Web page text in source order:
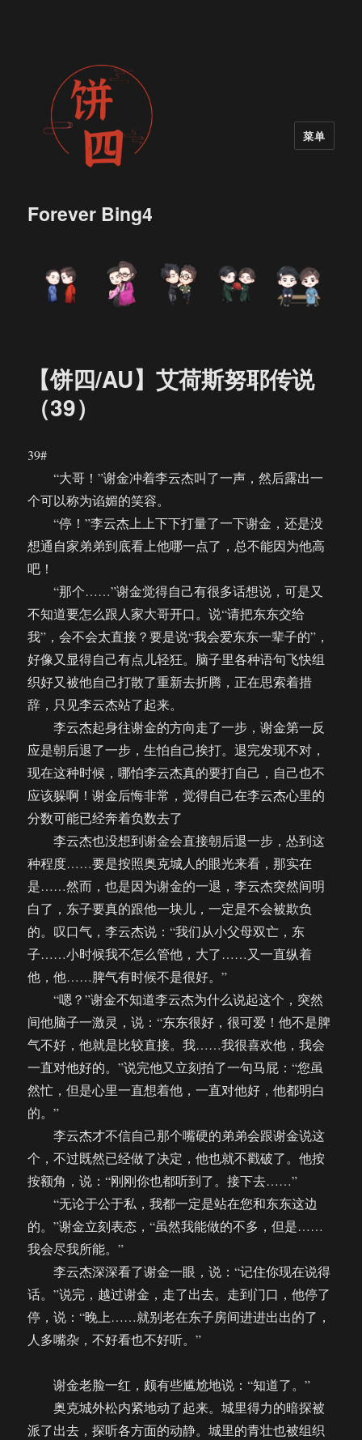
Forever Bing4
菜单
【饼四/AU】艾荷斯努耶传说
（39）
39#
“大哥！”谢金冲着李云杰叫了一声，然后露出一
个可以称为谄媚的笑容。
“停！”李云杰上上下下打量了一下谢金，还是没
想通自家弟弟到底看上他哪一点了，总不能因为他高
吧！
“那个……”谢金觉得自己有很多话想说，可是又
不知道要怎么跟人家大哥开口。说“请把东东交给
我”，会不会太直接？要是说“我会爱东东一辈子的”，
好像又显得自己有点儿轻狂。脑子里各种语句飞快组
织好又被他自己打散了重新去折腾，正在思索着措
辞，只见李云杰站了起来。
李云杰起身往谢金的方向走了一步，谢金第一反
应是朝后退了一步，生怕自己挨打。退完发现不对，
现在这种时候，哪怕李云杰真的要打自己，自己也不
应该躲啊！谢金后悔非常，觉得自己在李云杰心里的
分数可能已经奔着负数去了
李云杰也没想到谢金会直接朝后退一步，怂到这
种程度……要是按照奥克城人的眼光来看，那实在
是……然而，也是因为谢金的一退，李云杰突然间明
白了，东子要真的跟他一块儿，一定是不会被欺负
的。叹口气，李云杰说：“我们从小父母双亡，东
子……小时候我不怎么管他，大了……又一直纵着
他，他……脾气有时候不是很好。”
“嗯？”谢金不知道李云杰为什么说起这个，突然
间他脑子一激灵，说：“东东很好，很可爱！他不是脾
气不好，他就是比较直接。我……我很喜欢他，我会
一直对他好的。”说完他又立刻拍了一句马屁：“您虽
然忙，但是心里一直想着他，一直对他好，他都明白
的。”
李云杰才不信自己那个嘴硬的弟弟会跟谢金说这
个，不过既然已经做了决定，他也就不戳破了。他按
按额角，说：“刚刚你也都听到了。接下去……”
“无论于公于私，我都一定是站在您和东东这边
的。”谢金立刻表态，“虽然我能做的不多，但是……
我会尽我所能。”
李云杰深深看了谢金一眼，说：“记住你现在说得
话。”说完，越过谢金，走了出去。走到门口，他停了
停，说：“晚上……就别老在东子房间进进出出的了，
人多嘴杂，不好看也不好听。”
谢金老脸一红，颇有些尴尬地说：“知道了。”
奥克城外松内紧地动了起来。城里得力的暗探被
派了出去，探听各方面的动静。城里的青壮也被组织